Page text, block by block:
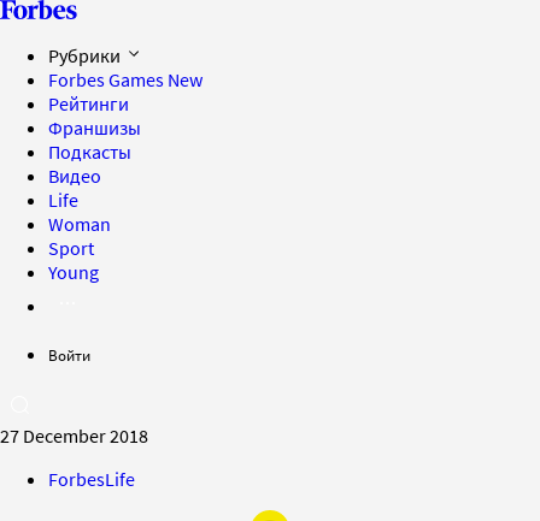
Рубрики
Forbes Games New
Рейтинги
Франшизы
Подкасты
Видео
Life
Woman
Sport
Young
Войти
27 December 2018
ForbesLife